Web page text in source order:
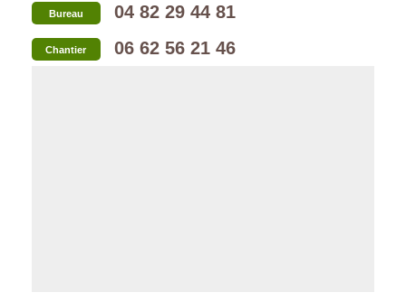
Bureau 04 82 29 44 81
Chantier 06 62 56 21 46